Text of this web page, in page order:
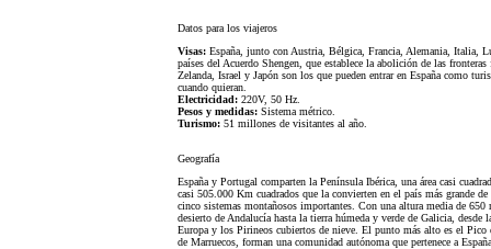
Datos para los viajeros
Visas: España, junto con Austria, Bélgica, Francia, Alemania, Italia,
países del Acuerdo Shengen, que establece la abolición de las
Zelanda, Israel y Japón son los que pueden entrar en España como
cuando quieran.
Electricidad: 220V, 50 Hz.
Pesos y medidas: Sistema métrico.
Turismo: 51 millones de visitantes al año.
Geografía
España y Portugal comparten la Península Ibérica, una área casi
casi 505.000 Km cuadrados que la convierten en el país más grande
cinco sistemas montañosos importantes. Con una altura media de
desierto de Andalucía hasta la tierra húmeda y verde de Galicia,
Europa y los Pirineos cubiertos de nieve. El punto más alto es el Pico
de Marruecos, forman una comunidad autónoma que pertenece a